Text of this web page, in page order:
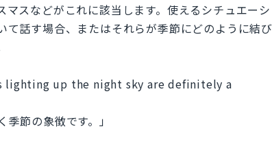
スなどがこれに該当します。使えるシチュエーシ
話す場合、またはそれらが季節にどのように結び
lighting up the night sky are definitely a
節の象徴です。」